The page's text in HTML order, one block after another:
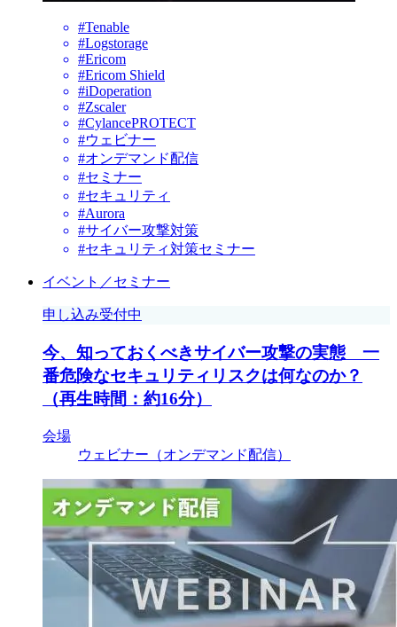
#Tenable
#Logstorage
#Ericom
#Ericom Shield
#iDoperation
#Zscaler
#CylancePROTECT
#ウェビナー
#オンデマンド配信
#セミナー
#セキュリティ
#Aurora
#サイバー攻撃対策
#セキュリティ対策セミナー
イベント／セミナー
申し込み受付中
今、知っておくべきサイバー攻撃の実態 一
番危険なセキュリティリスクは何なのか？
（再生時間：約16分）
会場
ウェビナー（オンデマンド配信）